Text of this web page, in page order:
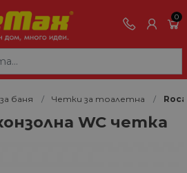
0
баня Четки за тоалетна
WC четка